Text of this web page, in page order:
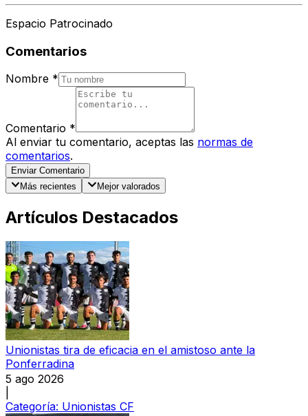
Espacio Patrocinado
Comentarios
Nombre *
Comentario *
Al enviar tu comentario, aceptas las normas de
comentarios.
Enviar Comentario
Más recientes
Mejor valorados
Artículos Destacados
Unionistas tira de eficacia en el amistoso ante la
Ponferradina
5 ago 2026
Categoría: Unionistas CF